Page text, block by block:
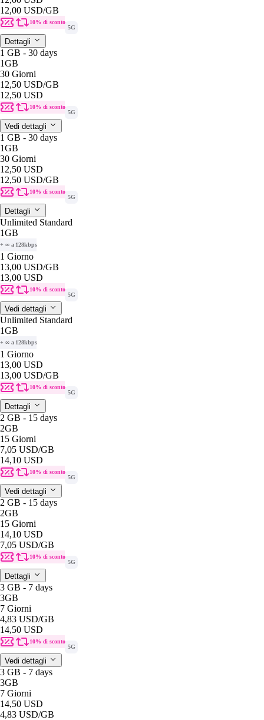
12,00 USD/GB
10% di sconto
5G
Dettagli
1 GB - 30 days
1GB
30 Giorni
12,50 USD/GB
12,50 USD
10% di sconto
5G
Vedi dettagli
1 GB - 30 days
1GB
30 Giorni
12,50 USD
12,50 USD/GB
10% di sconto
5G
Dettagli
Unlimited Standard
1GB
+ ∞ a 128kbps
1 Giorno
13,00 USD/GB
13,00 USD
10% di sconto
5G
Vedi dettagli
Unlimited Standard
1GB
+ ∞ a 128kbps
1 Giorno
13,00 USD
13,00 USD/GB
10% di sconto
5G
Dettagli
2 GB - 15 days
2GB
15 Giorni
7,05 USD/GB
14,10 USD
10% di sconto
5G
Vedi dettagli
2 GB - 15 days
2GB
15 Giorni
14,10 USD
7,05 USD/GB
10% di sconto
5G
Dettagli
3 GB - 7 days
3GB
7 Giorni
4,83 USD/GB
14,50 USD
10% di sconto
5G
Vedi dettagli
3 GB - 7 days
3GB
7 Giorni
14,50 USD
4,83 USD/GB